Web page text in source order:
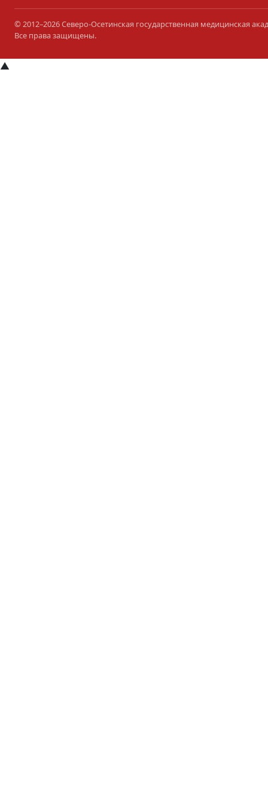
© 2012–2026 Северо-Осетинская государственная медицинская
Все права защищены.
▲